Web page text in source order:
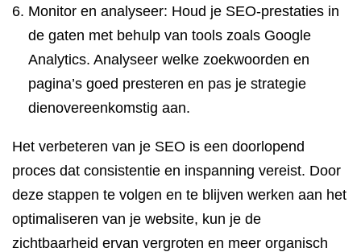
Monitor en analyseer: Houd je SEO-prestaties in
de gaten met behulp van tools zoals Google
Analytics. Analyseer welke zoekwoorden en
pagina’s goed presteren en pas je strategie
dienovereenkomstig aan.
Het verbeteren van je SEO is een doorlopend
proces dat consistentie en inspanning vereist. Door
deze stappen te volgen en te blijven werken aan het
optimaliseren van je website, kun je de
zichtbaarheid ervan vergroten en meer organisch